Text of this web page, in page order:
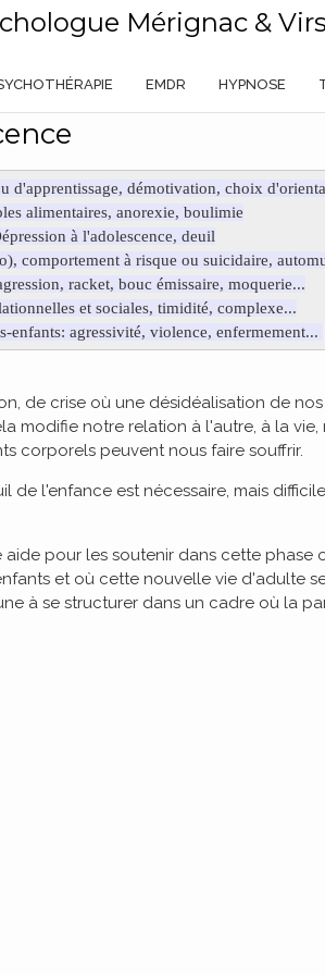
Mérignac &
EMDR HYPNOSE
d'apprentissage, démotivation, choix
alimentaires, anorexie, boulimie
à l'adolescence, deuil
comportement à risque ou suicidaire,
racket, bouc émissaire, moquerie...
et sociales, timidité, complexe...
enfants: agressivité, violence, enfermement...
de crise où une désidéalisation de
modifie notre relation à l'autre, à la vie,
corporels peuvent nous faire souffrir.
l'enfance est nécessaire, mais
pour les soutenir dans cette phase
et où cette nouvelle vie d'adulte
à se structurer dans un cadre où la